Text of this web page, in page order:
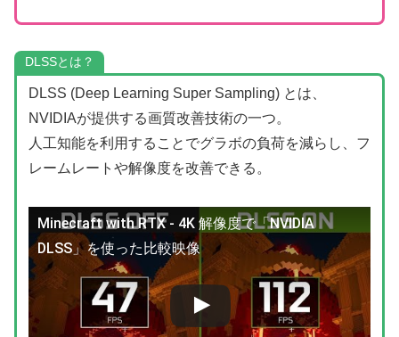
DLSSとは？
DLSS (Deep Learning Super Sampling) とは、
NVIDIAが提供する画質改善技術の一つ。
人工知能を利用することでグラボの負荷を減らし、フ
レームレートや解像度を改善できる。
Minecraft with RTX - 4K 解像度で「NVIDIA
DLSS」を使った比較映像